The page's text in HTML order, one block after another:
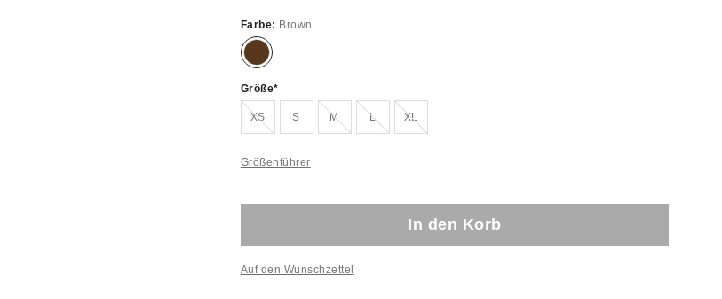
Farbe: Brown
Größe
XSAusverkauft!
S MAusverkauft!
LAusverkauft!
XLAusverkauft!
Größenführer
In den Korb
Auf den Wunschzettel